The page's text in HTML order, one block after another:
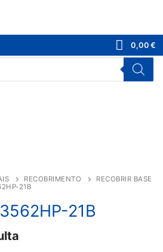
0,00€
RECOBRIMENTO
RECOBRIR BASE
21B
21B